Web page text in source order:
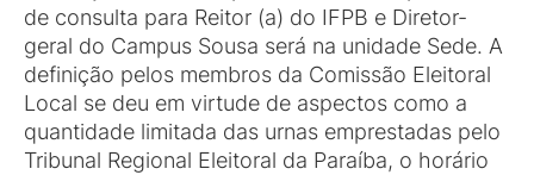
de consulta para Reitor (a) do IFPB e Diretor-
geral do Campus Sousa será na unidade Sede. A
definição pelos membros da Comissão Eleitoral
Local se deu em virtude de aspectos como a
quantidade limitada das urnas emprestadas pelo
Tribunal Regional Eleitoral da Paraíba, o horário